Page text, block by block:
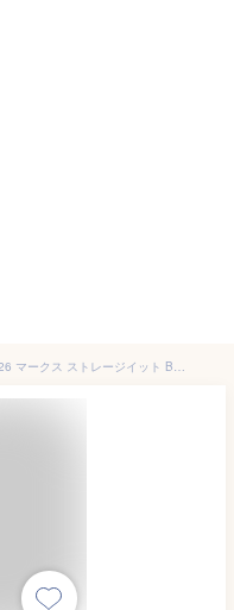
【9月1日ポイント最大10倍祭】手帳 2026 マークス ストレージイット B6変型 ウィークリー・レフト 26WDR-CH01 2026年 手帳 手帳 12月始まり 手帳 B6 スケジュール帳 2026 日記 ジッパー スケジュール手帳 カードポケット シンプル クリアカバー 月曜始まり おしゃれ